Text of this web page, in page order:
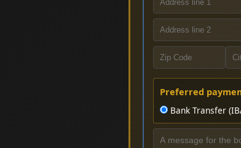
Preferred
Bank Transfer